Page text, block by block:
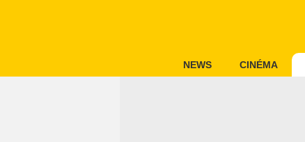
NEWS CINÉMA